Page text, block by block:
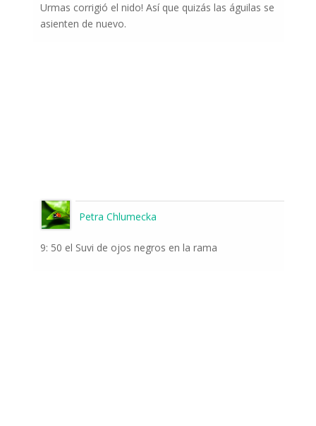
Urmas corrigió el nido! Así que quizás las águilas se
asienten de nuevo.
Petra Chlumecka
9: 50 el Suvi de ojos negros en la rama